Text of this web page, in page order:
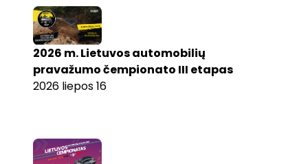
2026 m. Lietuvos automobilių
pravažumo čempionato III etapas
2026 liepos 16